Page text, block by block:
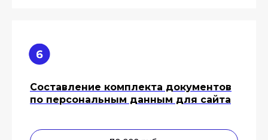
Составление комплекта документов
по персональным данным для сайта